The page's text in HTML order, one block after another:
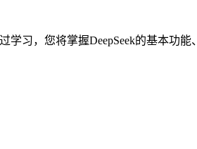
学习，您将掌握DeepSeek的基本功